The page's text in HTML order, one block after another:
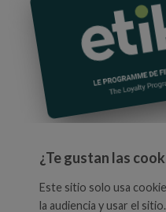
Tarjeta de fidelidad
todos los restaurantes
Châteaux, Urban
¿Te gustan las
Este sitio solo usa
la audiencia y usar el